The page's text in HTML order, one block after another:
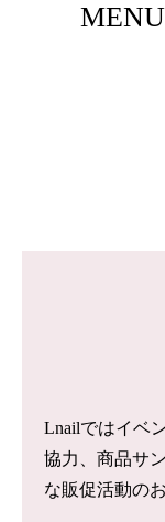
MENU
Lnailではイベ
協力、商品サ
な販促活動の